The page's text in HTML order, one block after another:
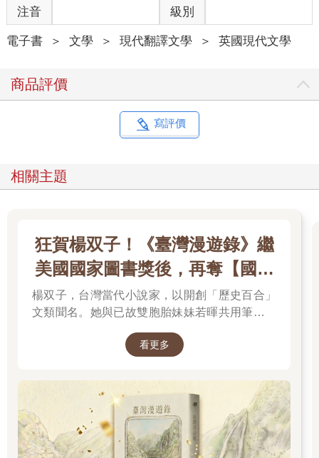
「他好像很在意自己的下半生呢。」
接待員並沒有笑。「是的，先生。很多上了年紀的人講話都是那
樣。哈爾德先生已經在我們的俱樂部很多年了。」
很多，身體恐怕也不太行了。」
我轉身走開，「這場天殺的戰爭對他這把年紀的人來說很辛
「是的，先生。確實如此。」
息，不好也不壞。我們的空軍仍在德國魯爾區大展神威，羅馬尼
麼人。他的侍者年紀和他差不多大，在哈爾德用餐時站在桌旁和
他聊天。兩人的對話自然而然傳入我耳中。他們在談論板球，重
溫一九二五年的對抗賽。
我獨自用餐，所以比哈爾德更早吃完。到櫃檯結帳時，我問收銀
員，「那邊那位侍者叫什麼名字？」
「應該是傑克森？先生？」
「對，就是他。他在這裡多久了？」
「噢，非常久了，可以說一輩子都在這裡。我記得應該是一八九
「那還真是久啊。」
他笑著找錢給我，「是啊，先生。但波爾森——他在這裡的時間
更久。」
我去了樓上的吸菸室，駐足在擺滿期刊的桌前。當我漫不經心地
翻閱一本會員名冊，發現哈爾德在一八九六年就加入俱樂部了。
注音 級別
電子書 ＞ 文學 ＞ 現代翻譯文學 ＞ 英國現代文學
商品評價
寫評價
相關主題
狂賀楊双子！《臺灣漫遊錄》繼
美國國家圖書獎後，再奪【國際
布克獎】
楊双子，台灣當代小說家，以開創「歷史百合」
文類聞名。她與已故雙胞胎妹妹若暉共用筆名，
入女性同性情誼。其長篇小說《臺灣漫遊錄》透
續斬獲美國國家圖書獎與英國國際布克獎，寫下
華語文學歷史新紀錄，成功讓世界聽見台灣的身
世。
看更多